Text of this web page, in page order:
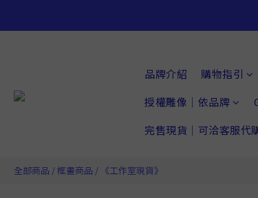
品牌介紹 購物指引
授權雕像｜依品牌
完售現貨｜可洽客服代
全部商品 /框畫商品 / 《工作室現貨》